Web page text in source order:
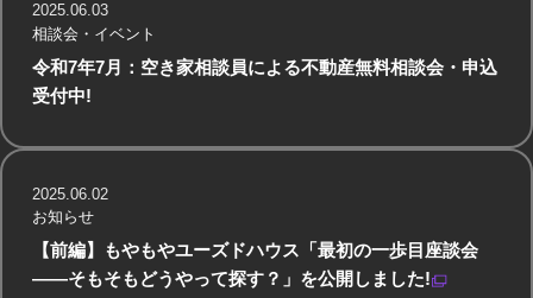
令和7年7月：空き家相談員による不動産無料相談会・申込
受付中!
2025.06.03
相談会・イベント
【前編】もやもやユーズドハウス「最初の一歩目座談会
——そもそもどうやって探す？」を公開しました!
2025.06.02
お知らせ